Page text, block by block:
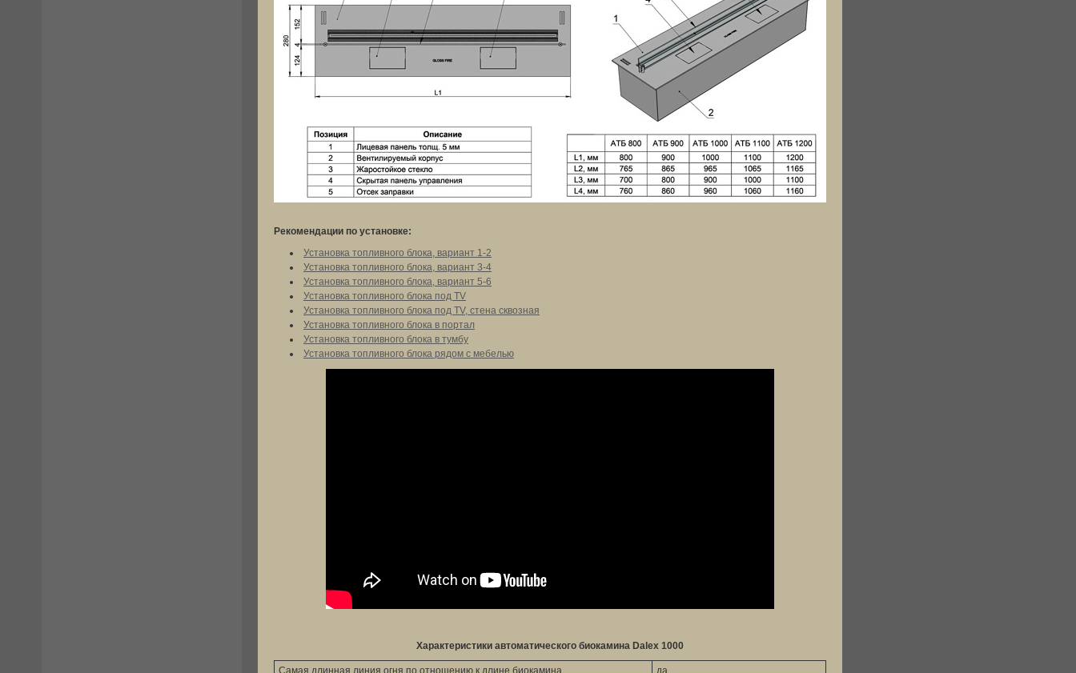
Рекомендации по установке:
Установка топливного блока, вариант 1-2
Установка топливного блока, вариант 3-4
Установка топливного блока, вариант 5-6
Установка топливного блока под ТV
Установка топливного блока под ТV, стена сквозная
Установка топливного блока в портал
Установка топливного блока в тумбу
Установка топливного блока рядом с мебелью
Характеристики автоматического биокамина Dalex 1000
Самая длинная линия огня по отношению к длине биокамина да